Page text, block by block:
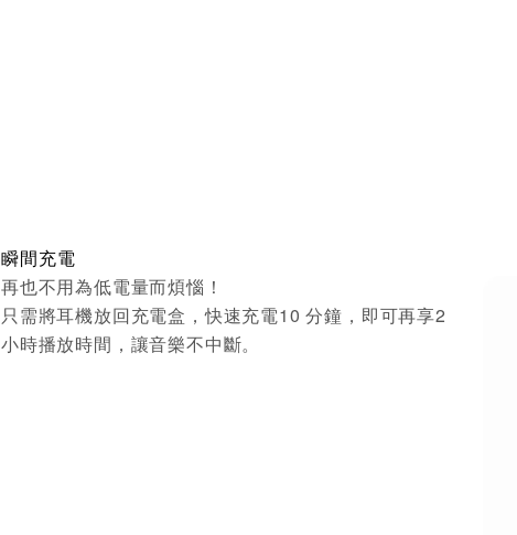
瞬間充電
再也不用為低電量而煩惱！
只需將耳機放回充電盒，快速充電10 分鐘，即可再享2
小時播放時間，讓音樂不中斷。